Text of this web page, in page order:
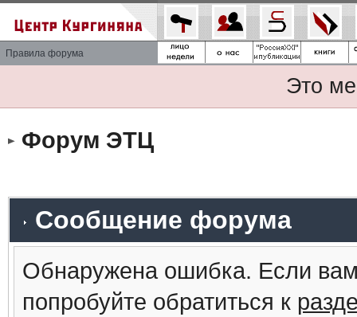
Правила форума
Это
Форум ЭТЦ
Сообщение форума
Обнаружена ошибка. Если
попробуйте обратиться к